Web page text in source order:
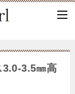
3.0-3.5㎜高